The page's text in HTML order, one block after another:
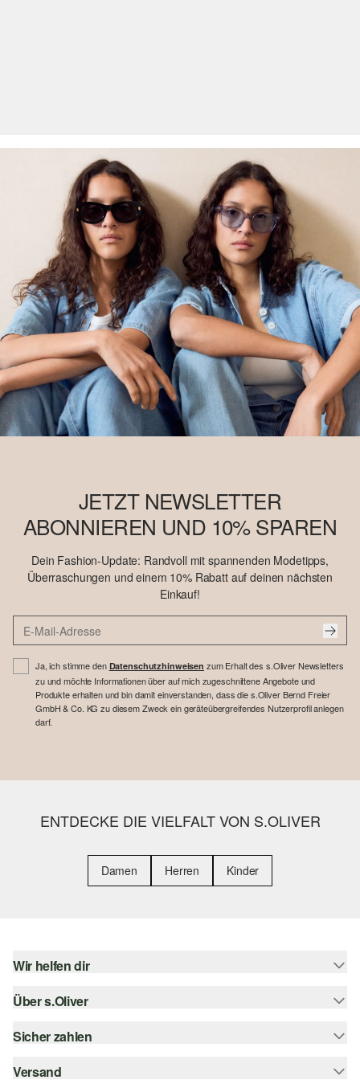
JETZT NEWSLETTER
ABONNIEREN UND 10% SPAREN
Dein Fashion-Update: Randvoll mit spannenden Modetipps,
Überraschungen und einem 10% Rabatt auf deinen nächsten
Einkauf!
Ja, ich stimme den Datenschutzhinweisen zum Erhalt des s.Oliver Newsletters
zu und möchte Informationen über auf mich zugeschnittene Angebote und
Produkte erhalten und bin damit einverstanden, dass die s.Oliver Bernd Freier
GmbH & Co. KG zu diesem Zweck ein geräteübergreifendes Nutzerprofil anlegen
darf.
ENTDECKE DIE VIELFALT VON S.OLIVER
Damen Herren Kinder
Wir helfen dir
Hilfe & FAQ
Größenberatung
Über s.Oliver
Newsletter
s.Oliver Card
Sicher zahlen
Rechnung
Versand